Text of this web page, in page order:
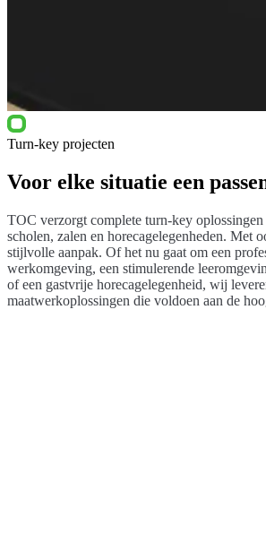
Turn-key projecten
Voor elke situatie een
TOC verzorgt complete turn-key
scholen, zalen en horecagelegenheden. Met
stijlvolle aanpak. Of het nu gaat om een
werkomgeving, een stimulerende
of een gastvrije horecagelegenheid, wij
maatwerkoplossingen die voldoen aan de